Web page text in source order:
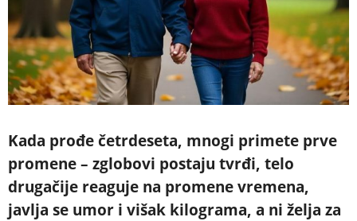
Kada prođe četrdeseta, mnogi primete prve
promene – zglobovi postaju tvrđi, telo
drugačije reaguje na promene vremena,
javlja se umor i višak kilograma, a ni želja za